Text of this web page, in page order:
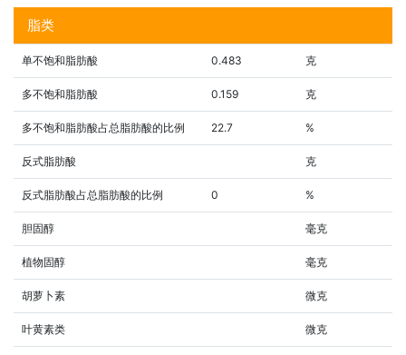
脂类
单不饱和脂肪酸 0.483 克
多不饱和脂肪酸 0.159 克
多不饱和脂肪酸占总脂肪酸的比例 22.7 %
反式脂肪酸 克
反式脂肪酸占总脂肪酸的比例 0 %
胆固醇 毫克
植物固醇 毫克
胡萝卜素 微克
叶黄素类 微克